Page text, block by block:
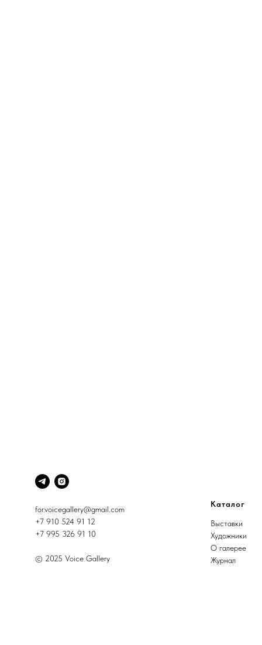
for.voicegallery@gmail.com
+7 910 524 91 12
+7 995 326 91 10
© 2025 Voice Gallery
Каталог
Выставки
Художники
О галерее
Журнал